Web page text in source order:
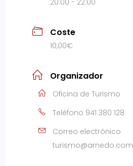
Coste
10,00€
Organizador
Oficina de Turismo
Teléfono 941 380 128
Correo electrónico
turismo@arnedo.com